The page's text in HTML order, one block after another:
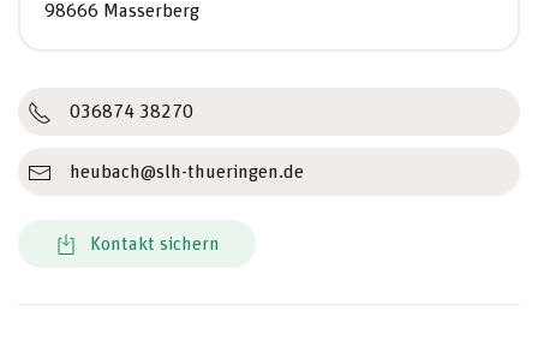
98666 Masserberg
036874 38270
heubach@slh-thueringen.de
Kontakt sichern